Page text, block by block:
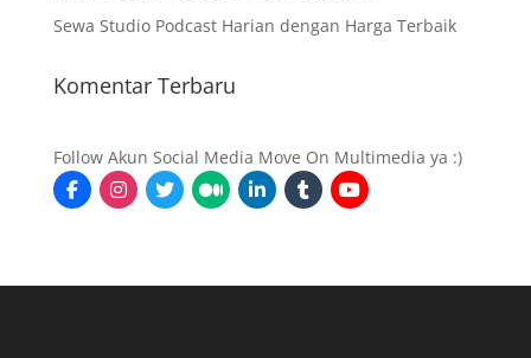
Sewa Studio Podcast Harian dengan Harga Terbaik
Komentar Terbaru
Follow Akun Social Media Move On Multimedia ya :)